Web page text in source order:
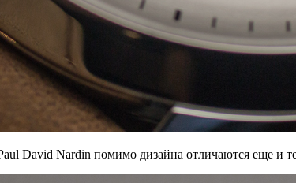
David Nardin помимо дизайна отличаются еще и